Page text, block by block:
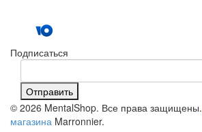
Подписаться
Отправить
© 2026 MentalShop. Все права защищены.
магазина Marronnier.